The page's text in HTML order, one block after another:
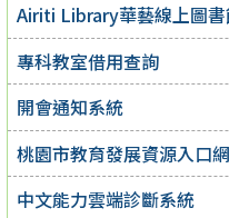
Airiti Library華藝線上圖
專科教室借用查詢
開會通知系統
桃園市教育發展資源入口網
中文能力雲端診斷系統